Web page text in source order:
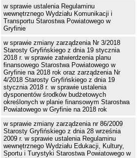
w sprawie ustalenia Regulaminu
wewnętrznego Wydziału Komunikacji i
Transportu Starostwa Powiatowego w
Gryfinie
w sprawie zmiany zarządzenia Nr 3/2018
Starosty Gryfińskiego z dnia 19 stycznia
2018 r. w sprawie zatwierdzenia planu
finansowego Starostwa Powiatowego w
Gryfinie na 2018 rok oraz zarządzenia Nr
4/2018 Starosty Gryfińskiego z dnia 19
stycznia 2018 r. w sprawie ustalenia
dysponentów środków budżetowych
określonych w planie finansowym Starostwa
Powiatowego w Gryfinie na 2018 rok
w sprawie zmiany zarządzenia nr 86/2009
Starosty Gryfińskiego z dnia 28 września
2009 r. w sprawie ustalenia Regulaminu
wewnętrznego Wydziału Edukacji, Kultury,
Sportu i Turystyki Starostwa Powiatowego w